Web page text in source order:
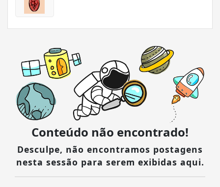
Conteúdo não encontrado!
Desculpe, não encontramos postagens
nesta sessão para serem exibidas aqui.